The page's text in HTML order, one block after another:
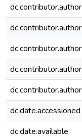
dc.contributor.author
dc.contributor.author
dc.contributor.author
dc.contributor.author
dc.contributor.author
dc.date.accessioned
dc.date.available